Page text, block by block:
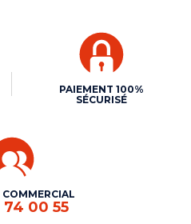
PAIEMENT 100%
SÉCURISÉ
00 55